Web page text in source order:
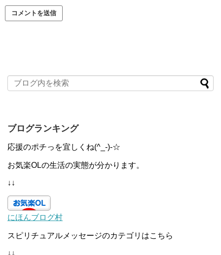
ブログランキング
応援のポチっを宜しくね(^_-)-☆
お気楽OLの生活の実態が分かります。
↓↓
にほんブログ村
スピリチュアルメッセージのカテゴリはこちら
↓↓